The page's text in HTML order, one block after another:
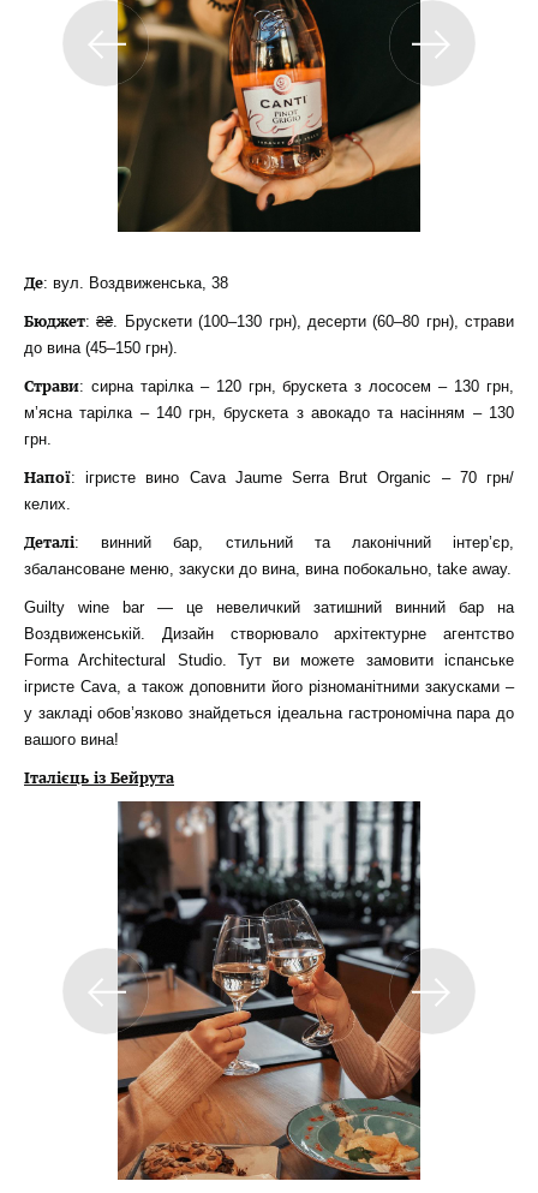
Де: вул. Воздвиженська, 38
Бюджет: ₴₴. Брускети (100–130 грн), десерти (60–80 грн), страви
до вина (45–150 грн).
Страви: сирна тарілка – 120 грн, брускета з лососем – 130 грн,
м’ясна тарілка – 140 грн, брускета з авокадо та насінням – 130
грн.
Напої: ігристе вино Cava Jaume Serra Brut Organic – 70 грн/
келих.
Деталі: винний бар, стильний та лаконічний інтер’єр,
збалансоване меню, закуски до вина, вина побокально, take away.
Guilty wine bar — це невеличкий затишний винний бар на
Воздвиженській. Дизайн створювало архітектурне агентство
Forma Architectural Studio. Тут ви можете замовити іспанське
ігристе Cava, а також доповнити його різноманітними закусками –
у закладі обов’язково знайдеться ідеальна гастрономічна пара до
вашого вина!
Італієць із Бейрута